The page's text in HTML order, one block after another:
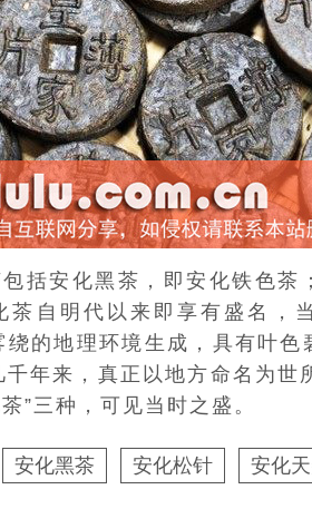
括安化黑茶，即安化铁色茶
茶自明代以来即享有盛名，
绕的地理环境生成，具有叶色
千年来，真正以地方命名为世
”三种，可见当时之盛。
安化黑茶 安化松针 安化